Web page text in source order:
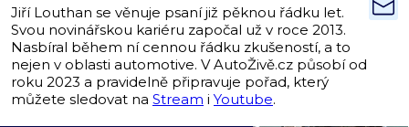
Jiří Louthan se věnuje psaní již pěknou řádku let.
Svou novinářskou kariéru započal už v roce 2013.
Nasbíral během ní cennou řádku zkušeností, a to
nejen v oblasti automotive. V AutoŽivě.cz působí od
roku 2023 a pravidelně připravuje pořad, který
můžete sledovat na Stream i Youtube.